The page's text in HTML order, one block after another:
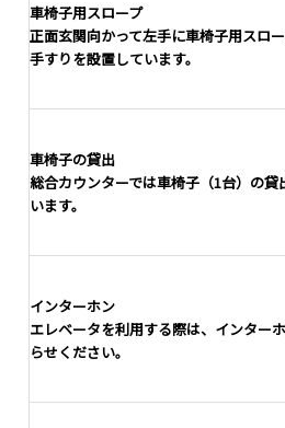
車椅子用スロープ
正面玄関向かって左手に車椅子用スロー
手すりを設置しています。
車椅子の貸出
総合カウンターでは車椅子（1台）の貸
います。
インターホン
エレベータを利用する際は、インター
らせください。